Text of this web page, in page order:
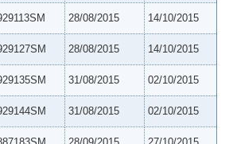
28/08/2015 14/10/2015
28/08/2015 14/10/2015
31/08/2015 02/10/2015
31/08/2015 02/10/2015